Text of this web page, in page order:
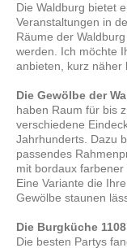
Die Waldburg bietet
Veranstaltungen in
Räume der
werden. Ich möchte
anbieten, kurz näher
Die Gewölbe der
haben Raum für bis
verschiedene
Jahrhunderts. Dazu
passendes
mit bordaux farbener
Eine Variante die
Gewölbe staunen
Die Burgküche
Die besten Partys